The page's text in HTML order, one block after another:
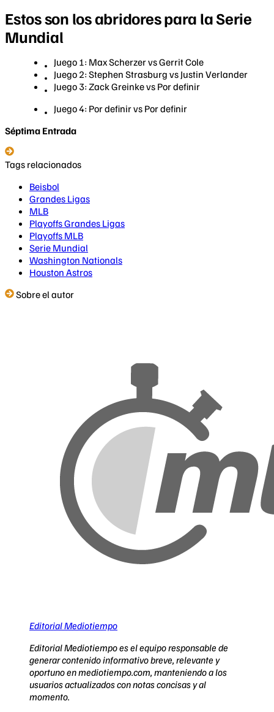
Estos son los abridores para la Serie
Mundial
Juego 1: Max Scherzer vs Gerrit Cole
Juego 2: Stephen Strasburg vs Justin Verlander
Juego 3: Zack Greinke vs Por definir
Juego 4: Por definir vs Por definir
Séptima Entrada
Tags relacionados
Beisbol
Grandes Ligas
MLB
Playoffs Grandes Ligas
Playoffs MLB
Serie Mundial
Washington Nationals
Houston Astros
Sobre el autor
Editorial Mediotiempo
Editorial Mediotiempo es el equipo responsable de
generar contenido informativo breve, relevante y
oportuno en mediotiempo.com, manteniendo a los
usuarios actualizados con notas concisas y al
momento.